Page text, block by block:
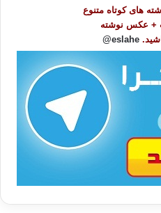
های کوتاه متنوع
+ عکس نوشته
eslahe@